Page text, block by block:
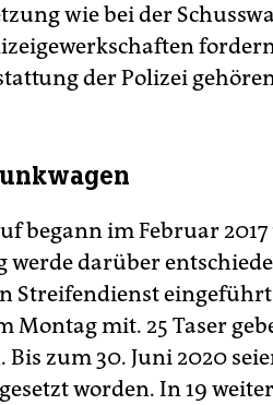
wie bei der
der Polizei
begann im Februar 2017
werde darüber
Streifendienst
Montag mit. 25 Taser
zum 30. Juni 2020
worden. In 19